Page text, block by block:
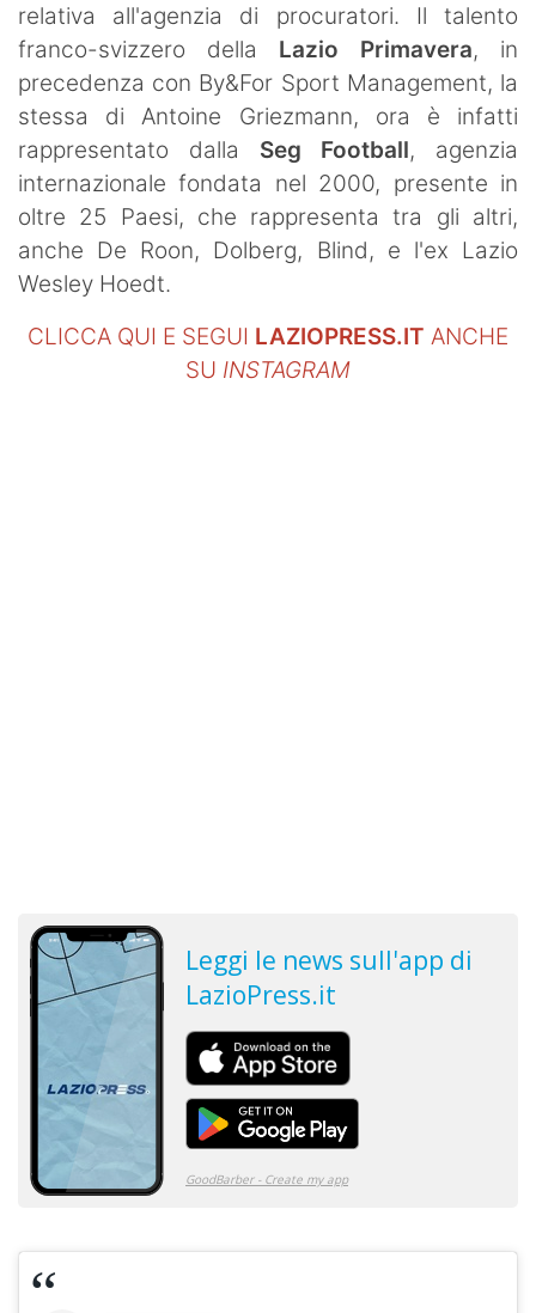
relativa all'agenzia di procuratori. Il talento
franco-svizzero della Lazio Primavera, in
precedenza con By&For Sport Management, la
stessa di Antoine Griezmann, ora è infatti
rappresentato dalla Seg Football, agenzia
internazionale fondata nel 2000, presente in
oltre 25 Paesi, che rappresenta tra gli altri,
anche De Roon, Dolberg, Blind, e l'ex Lazio
Wesley Hoedt.
CLICCA QUI E SEGUI LAZIOPRESS.IT ANCHE
SU INSTAGRAM